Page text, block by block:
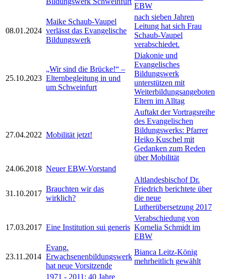
EBW
08.01.2024
Maike Schaub-Vaupel
verlässt das Evangelische
Bildungswerk
nach sieben Jahren
Leitung hat sich Frau
Schaub-Vaupel
verabschiedet.
25.10.2023
„Wir sind die Brücke!“ –
Elternbegleitung in und
um Schweinfurt
Diakonie und
Evangelisches
Bildungswerk
unterstützen mit
Weiterbildungsangeboten
Eltern im Alltag
27.04.2022 Mobilität jetzt!
Auftakt der Vortragsreihe
des Evangelischen
Bildungswerks: Pfarrer
Heiko Kuschel mit
Gedanken zum Reden
über Mobilität
24.06.2018 Neuer EBW-Vorstand
31.10.2017
Brauchten wir das
wirklich?
Altlandesbischof Dr.
Friedrich berichtete über
die neue
Lutherübersetzung 2017
17.03.2017 Eine Institution sui generis
Verabschiedung von
Kornelia Schmidt im
EBW
23.11.2014
Evang.
Erwachsenenbildungswerk
hat neue Vorsitzende
Bianca Leitz-König
mehrheitlich gewählt
1971 - 2011: 40 Jahre